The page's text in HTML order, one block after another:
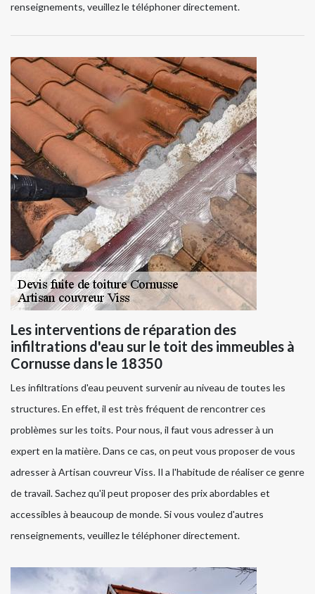
renseignements, veuillez le téléphoner directement.
Les interventions de réparation des
infiltrations d'eau sur le toit des immeubles à
Cornusse dans le 18350
Les infiltrations d'eau peuvent survenir au niveau de toutes les
structures. En effet, il est très fréquent de rencontrer ces
problèmes sur les toits. Pour nous, il faut vous adresser à un
expert en la matière. Dans ce cas, on peut vous proposer de vous
adresser à Artisan couvreur Viss. Il a l'habitude de réaliser ce genre
de travail. Sachez qu'il peut proposer des prix abordables et
accessibles à beaucoup de monde. Si vous voulez d'autres
renseignements, veuillez le téléphoner directement.